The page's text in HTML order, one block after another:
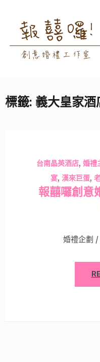
content
(Press
標籤: 義大皇家酒
台南晶英酒店, 婚禮
宴, 漢來巨蛋,
報囍囉創意
婚禮企劃